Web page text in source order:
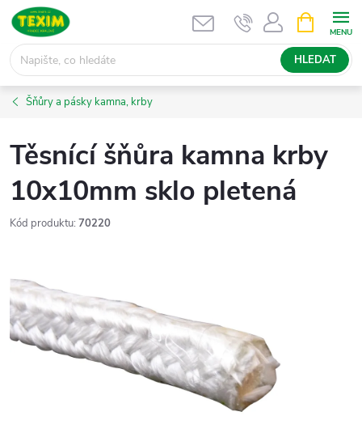
Přejít
obsah
HLEDAT
NÁKUPNÍ
KOŠÍK
Šňůry a pásky kamna, krby
Těsnící šňůra kamna krby
10x10mm sklo pletená
Kód produktu: 70220